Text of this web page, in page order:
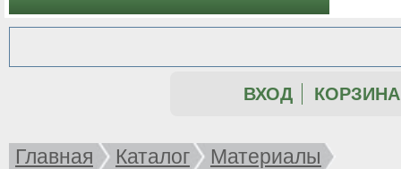
ВХОД КОРЗИНА
Главная Каталог Материалы